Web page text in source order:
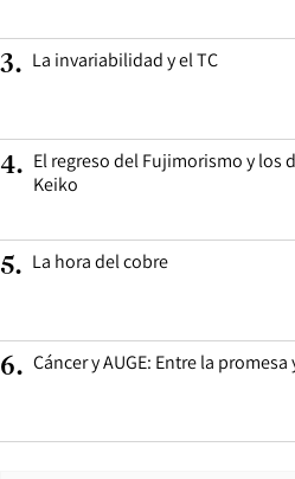
3. La invariabilidad y el TC
4. El regreso del Fujimorismo y los
Keiko
5. La hora del cobre
6. Cáncer y AUGE: Entre la